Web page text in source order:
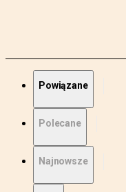
Powiązane
Polecane
Najnowsze